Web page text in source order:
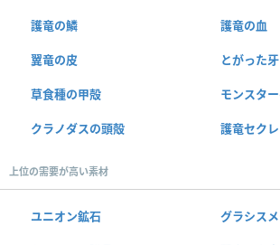
護竜の鱗 護竜の血
翼竜の皮 とがった牙
草食種の甲殻 モンスタ
クラノダスの頭殻 護竜セク
上位の需要が高い素材
ユニオン鉱石 グラシス